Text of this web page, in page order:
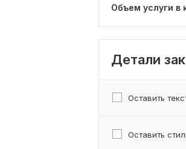
Объем услуги в
Детали
Оставить
Оставить